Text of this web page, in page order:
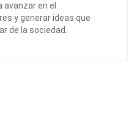
en el
y generar ideas que
de la sociedad.